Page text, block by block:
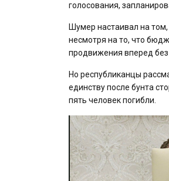
голосования,
Шумер настаивал на
несмотря на то, что
продвижения вперед без
Но республиканцы
единству после бунта
пять человек погибли.